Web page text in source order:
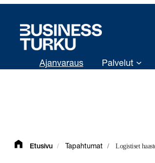
Ajanvaraus Palvelut
Etusivu / Tapahtumat / Logistiset